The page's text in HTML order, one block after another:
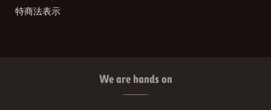
特商法表示
We are hands on